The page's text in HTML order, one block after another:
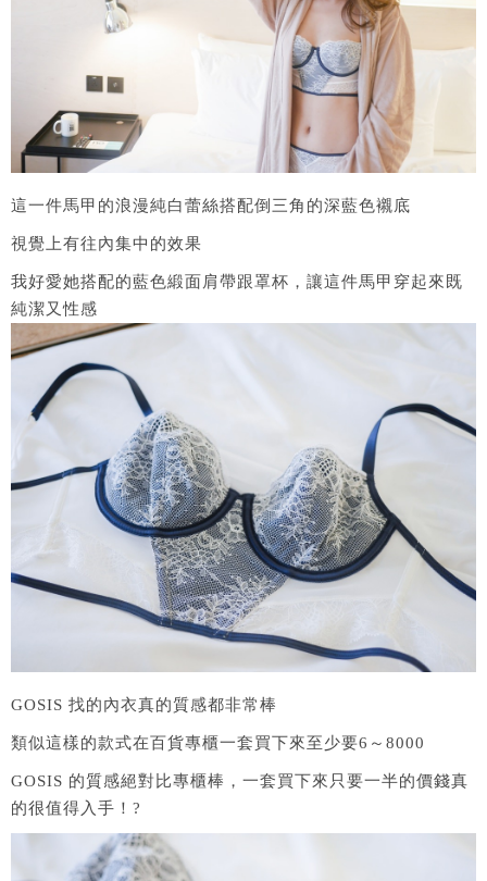
這一件馬甲的浪漫純白蕾絲搭配倒三角的深藍色襯底
視覺上有往內集中的效果
我好愛她搭配的藍色緞面肩帶跟罩杯，讓這件馬甲穿起來既
純潔又性感
GOSIS 找的內衣真的質感都非常棒
類似這樣的款式在百貨專櫃一套買下來至少要6～8000
GOSIS 的質感絕對比專櫃棒，一套買下來只要一半的價錢真
的很值得入手！?